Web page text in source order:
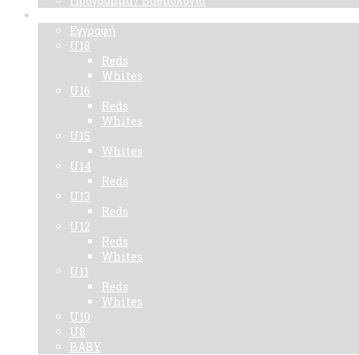
Εγγραφή
U18
Reds
Whites
U16
Reds
Whites
U15
Whites
U14
Reds
U13
Reds
U12
Reds
Whites
U11
Reds
Whites
U10
U8
BABY